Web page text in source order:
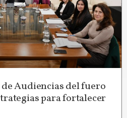
Audiencias del fuero
para fortalecer